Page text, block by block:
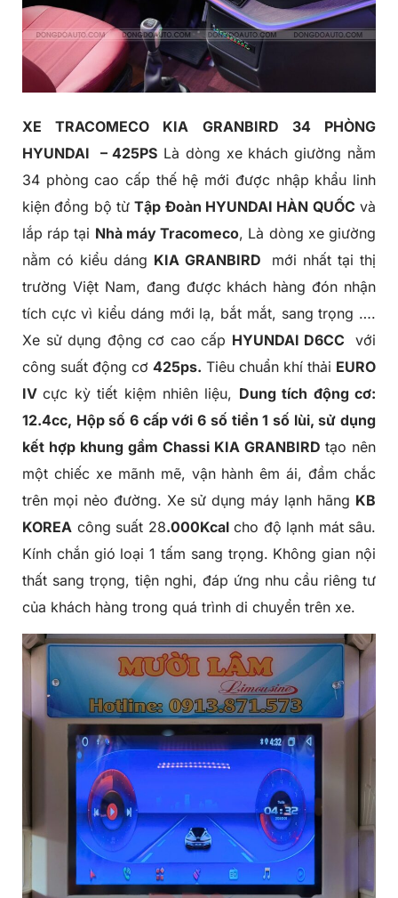
XE TRACOMECO KIA GRANBIRD 34 PHÒNG
HYUNDAI – 425PS Là dòng xe khách giường nằm
34 phòng cao cấp thế hệ mới được nhập khẩu linh
kiện đồng bộ từTập Đoàn HYUNDAI HÀN QUỐC và
lắp ráp tại Nhà máy Tracomeco, Là dòng xe giường
nằm có kiểu dáng KIA GRANBIRD mới nhất tại thị
trường Việt Nam, đang được khách hàng đón nhận
tích cực vì kiểu dáng mới lạ, bắt mắt, sang trọng ….
Xe sử dụng động cơ cao cấp HYUNDAI D6CC
với
công suất động cơ425ps. Tiêu chuẩn khí thải EURO
IVcực kỳ tiết kiệm nhiên liệu, Dung tích động cơ:
12.4cc, Hộp số 6 cấp với 6 số tiền 1 số lùi, sử dụng
kết hợp khung gầm Chassi KIA GRANBIRD tạo nên
một chiếc xe mãnh mẽ, vận hành êm ái, đầm chắc
trên mọi nẻo đường. Xe sử dụng máy lạnh hãng KB
KOREA công suất 28.000Kcalcho độ lạnh mát sâu.
Kính chắn gió loại 1 tấm sang trọng. Không gian nội
thất sang trọng, tiện nghi, đáp ứng nhu cầu riêng tư
của khách hàng trong quá trình di chuyển trên xe.